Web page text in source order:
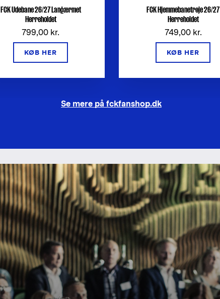
FCK Udebane 26/27 Langærmet
Herreholdet
799,00 kr.
KØB HER
FCK Hjemmebanetrøje 26/27
Herreholdet
749,00 kr.
KØB HER
Se mere på fckfanshop.dk